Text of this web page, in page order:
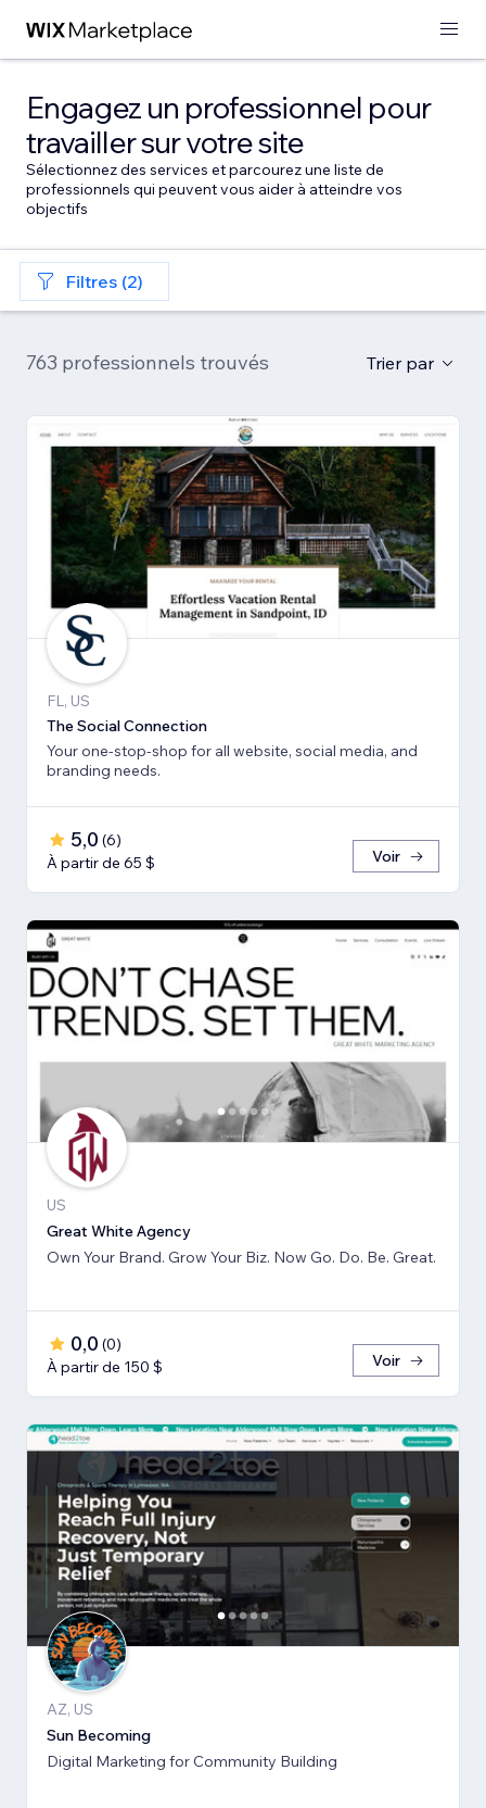
Engagez un professionnel pour
travailler sur votre site
Sélectionnez des services et parcourez une liste de
professionnels qui peuvent vous aider à atteindre vos
objectifs
Filtres (2)
763 professionnels trouvés Trier par
FL, US
The Social Connection
Your one-stop-shop for all website, social media, and
branding needs.
5,0 (6)
À partir de 65 $
Voir
US
Great White Agency
Own Your Brand. Grow Your Biz. Now Go. Do. Be. Great.
0,0 (0)
À partir de 150 $
Voir
AZ, US
Sun Becoming
Digital Marketing for Community Building